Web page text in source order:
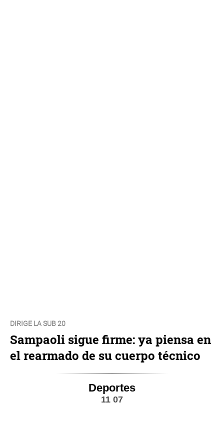
DIRIGE LA SUB 20
Sampaoli sigue firme: ya piensa en
el rearmado de su cuerpo técnico
Deportes
11 07